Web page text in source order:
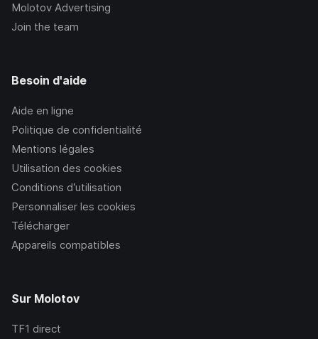
Molotov Advertising
Join the team
Besoin d'aide
Aide en ligne
Politique de confidentialité
Mentions légales
Utilisation des cookies
Conditions d’utilisation
Personnaliser les cookies
Télécharger
Appareils compatibles
Sur Molotov
TF1 direct